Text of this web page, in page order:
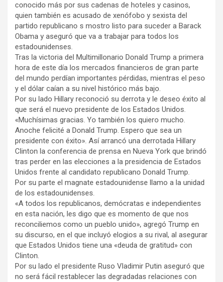
conocido más por sus cadenas de hoteles y casinos,
quien también es acusado de xenófobo y sexista del
partido republicano s mostro listo para suceder a Barack
Obama y aseguró que va a trabajar para todos los
estadounidenses.
Tras la victoria del Multimillonario Donald Trump a primera
hora de este día los mercados financieros de gran parte
del mundo perdían importantes pérdidas, mientras el peso
y el dólar caían a su nivel histórico más bajo.
Por su lado Hillary reconoció su derrota y le deseo éxito al
que será el nuevo presidente de los Estados Unidos.
«Muchísimas gracias. Yo también los quiero mucho.
Anoche felicité a Donald Trump. Espero que sea un
presidente con éxito». Así arrancó una derrotada Hillary
Clinton la conferencia de prensa en Nueva York que brindó
tras perder en las elecciones a la presidencia de Estados
Unidos frente al candidato republicano Donald Trump.
Por su parte el magnate estadounidense llamo a la unidad
de los estadounidenses.
«A todos los republicanos, demócratas e independientes
en esta nación, les digo que es momento de que nos
reconciliemos como un pueblo unido», agregó Trump en
su discurso, en el que incluyó elogios a su rival, al asegurar
que Estados Unidos tiene una «deuda de gratitud» con
Clinton.
Por su lado el presidente Ruso Vladimir Putin aseguró que
no será fácil restablecer las degradadas relaciones con